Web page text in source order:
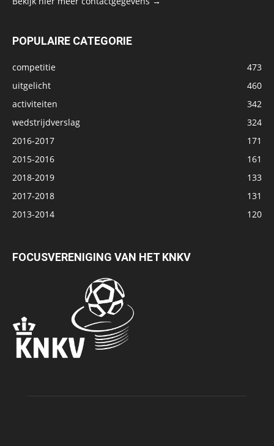
POPULAIRE CATEGORIE
competitie
473
uitgelicht
460
activiteiten
342
wedstrijdverslag
324
2016-2017
171
2015-2016
161
2018-2019
133
2017-2018
131
2013-2014
120
FOCUSVERENIGING VAN HET KNKV